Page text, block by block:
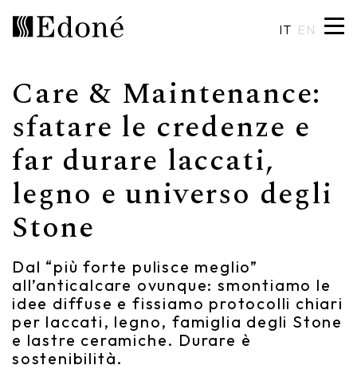
IT EN
Care & Maintenance:
sfatare le credenze e
far durare laccati,
legno e universo degli
Stone
Dal “più forte pulisce meglio”
all’anticalcare ovunque: smontiamo le
idee diffuse e fissiamo protocolli chiari
per laccati, legno, famiglia degli Stone
e lastre ceramiche. Durare è
sostenibilità.
Calipso
Chrono
Chrono 38/44
Crio
Rea
Eos
Rivestimenti
Vasche
Specchiere
Illuminazione
Miscelatori
Sanitari
Accessori
Mensole
Made in Italy
Design su misura
Finiture e materiali
Cataloghi